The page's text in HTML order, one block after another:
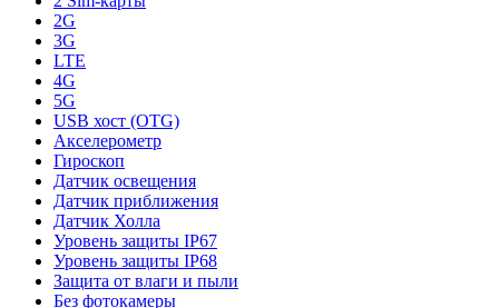
2G
3G
LTE
4G
5G
USB хост (OTG)
Акселерометр
Гироскоп
Датчик освещения
Датчик приближения
Датчик Холла
Уровень защиты IP67
Уровень защиты IP68
Защита от влаги и пыли
Без фотокамеры